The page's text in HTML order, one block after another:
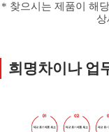
* 찾으시는 제품이 해
상
희명차이나 업